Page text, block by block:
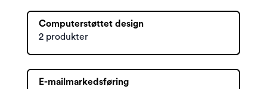
Computerstøttet design
2 produkter
E-mailmarkedsføring